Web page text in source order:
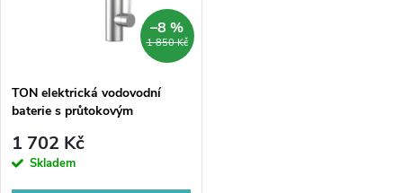
1 850 Kč
–8 %
TON elektrická vodovodní
baterie s průtokovým
230V, 3kW, černá/nerez
1 702 Kč
Skladem